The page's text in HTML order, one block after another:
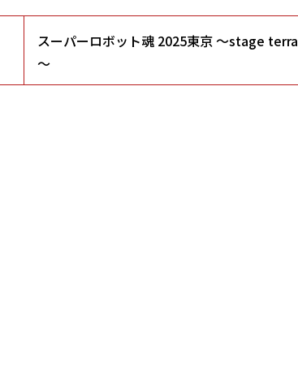
スーパーロボット魂 2025東京 ～stage terra
～